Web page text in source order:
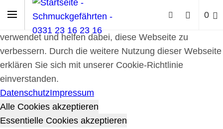
Cookie-Richtlinie
Cookies werden zur Benutzerführung und Webanalyse
verwendet und helfen dabei, diese Webseite zu
verbessern. Durch die weitere Nutzung dieser Webseite
erklären Sie sich mit unserer Cookie-Richtlinie
einverstanden.
DatenschutzImpressum
Alle Cookies akzeptieren
Essentielle Cookies akzeptieren
0